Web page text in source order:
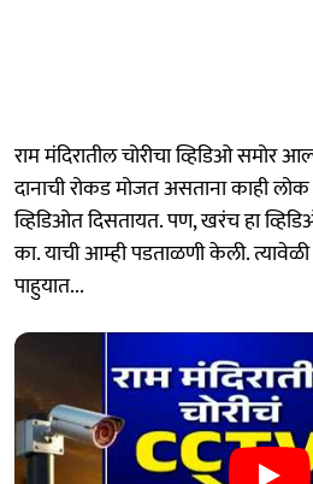
राम मंदिरातील चोरीचा व्हिडिओ समोर
दानाची रोकड मोजत असताना काही
व्हिडिओत दिसतायत. पण, खरंच हा
का. याची आम्ही पडताळणी केली.
पाहुयात...